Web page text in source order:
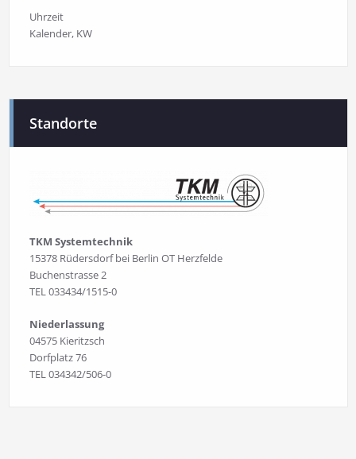
Uhrzeit
Kalender, KW
Standorte
TKM Systemtechnik
15378 Rüdersdorf bei Berlin OT Herzfelde
Buchenstrasse 2
TEL 033434/1515-0
Niederlassung
04575 Kieritzsch
Dorfplatz 76
TEL 034342/506-0